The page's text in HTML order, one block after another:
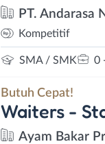
PT. Andarasa
Kompetitif
SMA / SMK 0
Butuh Cepat!
Waiters -
Ayam Bakar